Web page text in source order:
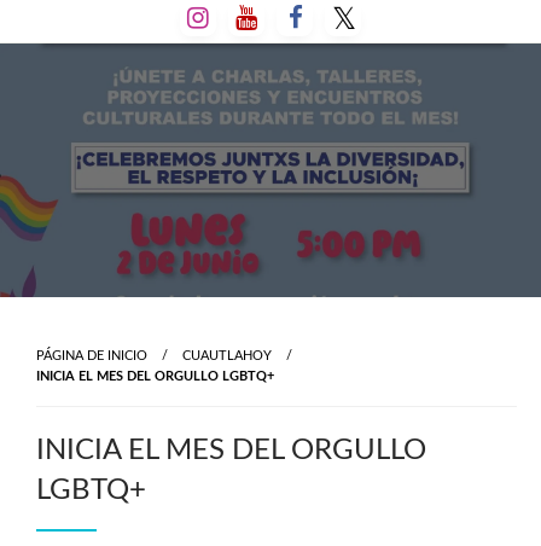
al
PÁGINA DE INICIO
CUAUTLAHOY
INICIA EL MES DEL ORGULLO LGBTQ+
INICIA EL MES DEL ORGULLO
LGBTQ+